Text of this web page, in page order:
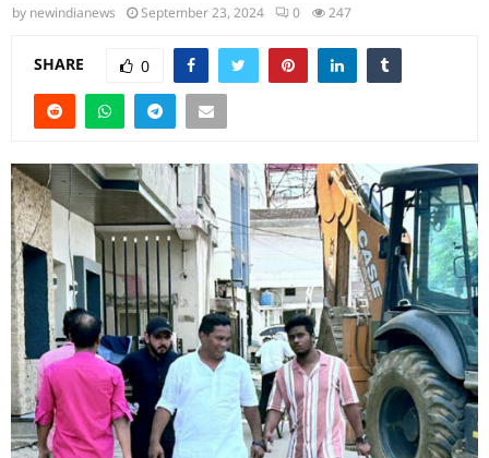
by newindianews September 23, 2024 0 247
SHARE 0